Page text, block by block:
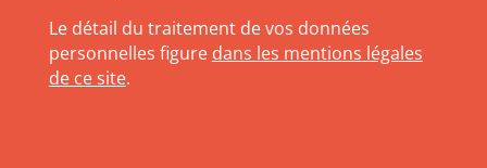
Le détail du traitement de vos données
personnelles figure dans les mentions légales
de ce site.